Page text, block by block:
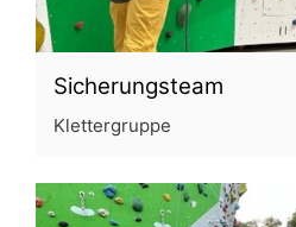
Sicherungsteam
Klettergruppe